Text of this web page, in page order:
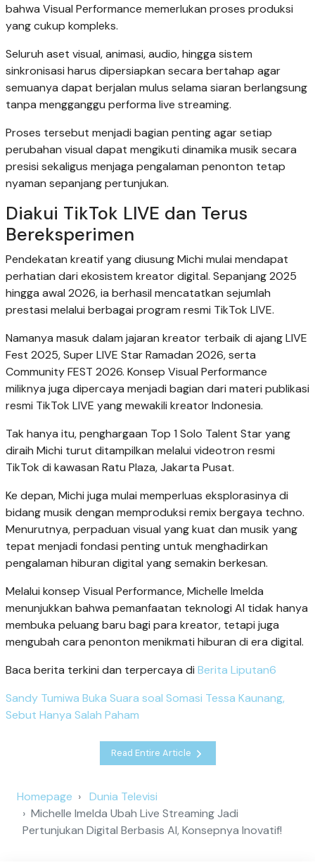
bahwa Visual Performance memerlukan proses produksi
yang cukup kompleks.
Seluruh aset visual, animasi, audio, hingga sistem
sinkronisasi harus dipersiapkan secara bertahap agar
semuanya dapat berjalan mulus selama siaran berlangsung
tanpa mengganggu performa live streaming.
Proses tersebut menjadi bagian penting agar setiap
perubahan visual dapat mengikuti dinamika musik secara
presisi sekaligus menjaga pengalaman penonton tetap
nyaman sepanjang pertunjukan.
Diakui TikTok LIVE dan Terus
Bereksperimen
Pendekatan kreatif yang diusung Michi mulai mendapat
perhatian dari ekosistem kreator digital. Sepanjang 2025
hingga awal 2026, ia berhasil mencatatkan sejumlah
prestasi melalui berbagai program resmi TikTok LIVE.
Namanya masuk dalam jajaran kreator terbaik di ajang LIVE
Fest 2025, Super LIVE Star Ramadan 2026, serta
Community FEST 2026. Konsep Visual Performance
miliknya juga dipercaya menjadi bagian dari materi publikasi
resmi TikTok LIVE yang mewakili kreator Indonesia.
Tak hanya itu, penghargaan Top 1 Solo Talent Star yang
diraih Michi turut ditampilkan melalui videotron resmi
TikTok di kawasan Ratu Plaza, Jakarta Pusat.
Ke depan, Michi juga mulai memperluas eksplorasinya di
bidang musik dengan memproduksi remix bergaya techno.
Menurutnya, perpaduan visual yang kuat dan musik yang
tepat menjadi fondasi penting untuk menghadirkan
pengalaman hiburan digital yang semakin berkesan.
Melalui konsep Visual Performance, Michelle Imelda
menunjukkan bahwa pemanfaatan teknologi AI tidak hanya
membuka peluang baru bagi para kreator, tetapi juga
mengubah cara penonton menikmati hiburan di era digital.
Baca berita terkini dan terpercaya di Berita Liputan6
Sandy Tumiwa Buka Suara soal Somasi Tessa Kaunang,
Sebut Hanya Salah Paham
Read Entire Article
Homepage
Dunia Televisi
Michelle Imelda Ubah Live Streaming Jadi
Pertunjukan Digital Berbasis AI, Konsepnya Inovatif!